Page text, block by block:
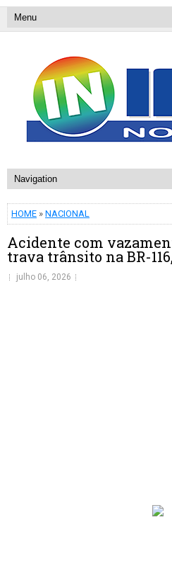
HOME » NACIONAL
Acidente com
trava trânsito na BR-
julho 06, 2026